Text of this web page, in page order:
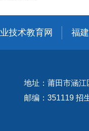
技术教育网 福
地址：莆田市涵
邮编：351119 招